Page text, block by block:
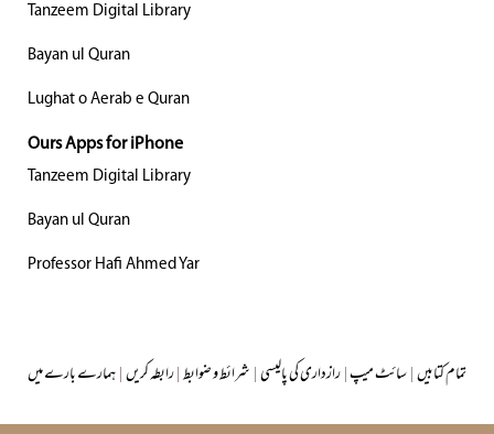
Tanzeem Digital Library
Bayan ul Quran
Lughat o Aerab e Quran
Ours Apps for iPhone
Tanzeem Digital Library
Bayan ul Quran
Professor Hafi Ahmed Yar
ہمارے بارے میں|رابطہ کریں|شرائط و ضوابط|رازداری کی پالیسی|سائٹ میپ|تمام کتابیں